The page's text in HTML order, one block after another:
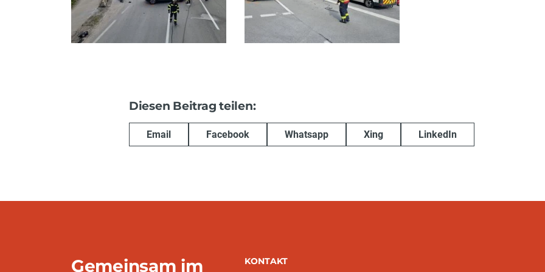
Diesen Beitrag teilen:
Email Facebook Whatsapp Xing LinkedIn
Gemeinsam im KONTAKT